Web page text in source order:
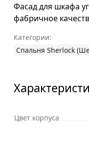
Фасад для шкафа
фабричное
Категории:
Спальня Sherlock
Цвет корпуса